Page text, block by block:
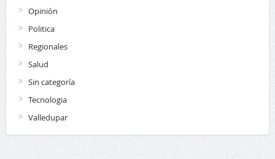
Opinión
Politica
Regionales
Salud
Sin categoría
Tecnologia
Valledupar